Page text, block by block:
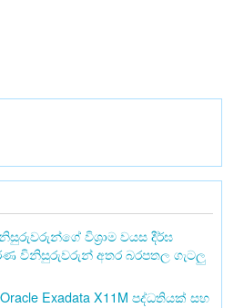
විශ්‍රාම වයස දීර්ඝ
විනිසුරුවරුන් අතර බරපතල ගැටලු
Exadata X11M පද්ධතියක් සහ